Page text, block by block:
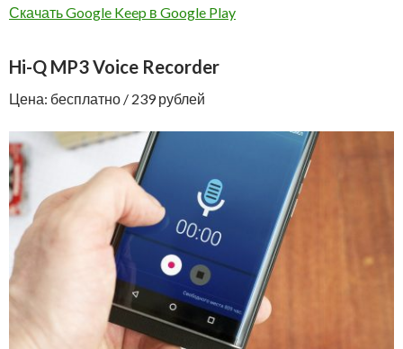
СкачатьGoogle Keep в Google Play
Hi-Q MP3 Voice Recorder
Цена: бесплатно / 239 рублей